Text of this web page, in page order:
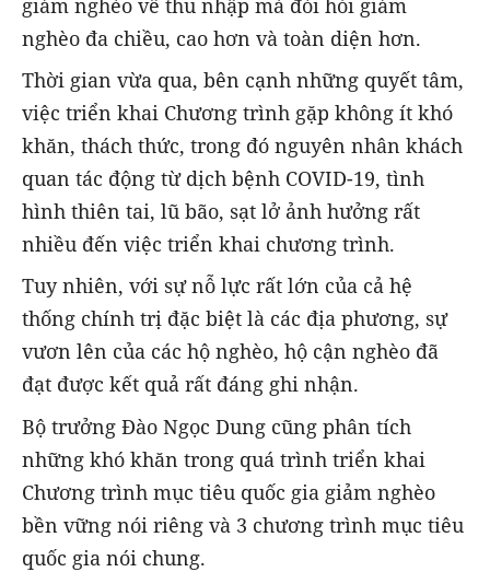
giảm nghèo về thu nhập mà đòi hỏi giảm
nghèo đa chiều, cao hơn và toàn diện hơn.
Thời gian vừa qua, bên cạnh những quyết tâm,
việc triển khai Chương trình gặp không ít khó
khăn, thách thức, trong đó nguyên nhân khách
quan tác động từ dịch bệnh COVID-19, tình
hình thiên tai, lũ bão, sạt lở ảnh hưởng rất
nhiều đến việc triển khai chương trình.
Tuy nhiên, với sự nỗ lực rất lớn của cả hệ
thống chính trị đặc biệt là các địa phương, sự
vươn lên của các hộ nghèo, hộ cận nghèo đã
đạt được kết quả rất đáng ghi nhận.
Bộ trưởng Đào Ngọc Dung cũng phân tích
những khó khăn trong quá trình triển khai
Chương trình mục tiêu quốc gia giảm nghèo
bền vững nói riêng và 3 chương trình mục tiêu
quốc gia nói chung.